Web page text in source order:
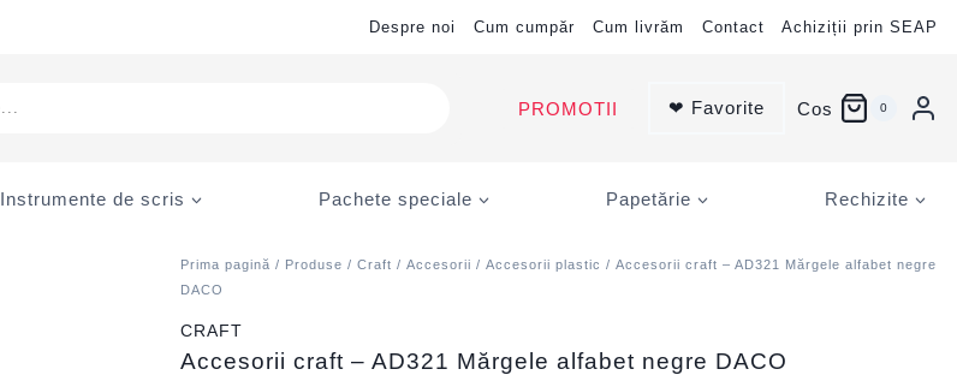
Despre noi Cum cumpăr Cum livrăm Contact Achiziții prin SEAP
PROMOTII ❤ Favorite Cos 0
Instrumente de scris Pachete speciale Papetărie Rechizite
Prima pagină / Produse /Craft /Accesorii /Accesorii plastic / Accesorii craft – AD321 Mărgele alfabet negre
DACO
CRAFT
Accesorii craft – AD321 Mărgele alfabet negre DACO